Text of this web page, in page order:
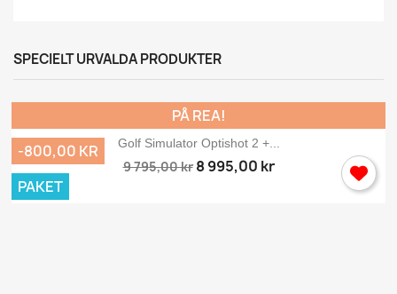
SPECIELT URVALDA PRODUKTER
Golf Simulator Optishot 2 +...
9 795,00 kr 8 995,00 kr
PÅ REA!
-800,00 KR
PAKET